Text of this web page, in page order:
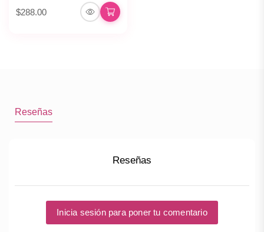
$288.00
Reseñas
Reseñas
Inicia sesión para poner tu comentario